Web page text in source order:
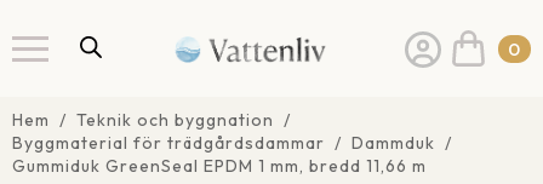
0
Hem
Teknik och byggnation
Byggmaterial för trädgårdsdammar
Dammduk
Gummiduk GreenSeal EPDM 1 mm, bredd 11,66 m